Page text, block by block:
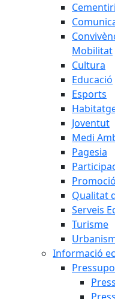
Cementiri
Mobilitat
Cultura
Educació
Esports
Joventut
Medi
Pagesia
Qualitat
Serveis
Turisme
Informació